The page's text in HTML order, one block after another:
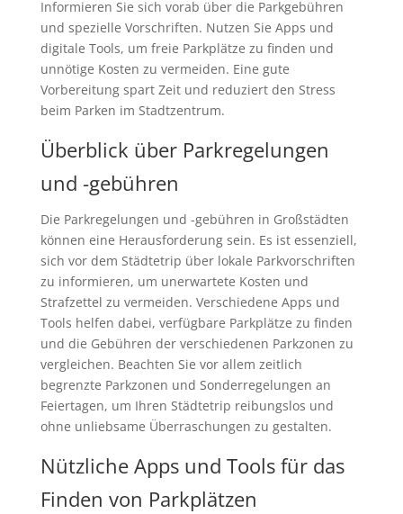
Informieren Sie sich vorab über die Parkgebühren
und spezielle Vorschriften. Nutzen Sie Apps und
digitale Tools, um freie Parkplätze zu finden und
unnötige Kosten zu vermeiden. Eine gute
Vorbereitung spart Zeit und reduziert den Stress
beim Parken im Stadtzentrum.
Überblick über Parkregelungen
und -gebühren
Die Parkregelungen und -gebühren in Großstädten
können eine Herausforderung sein. Es ist essenziell,
sich vor dem Städtetrip über lokale Parkvorschriften
zu informieren, um unerwartete Kosten und
Strafzettel zu vermeiden. Verschiedene Apps und
Tools helfen dabei, verfügbare Parkplätze zu finden
und die Gebühren der verschiedenen Parkzonen zu
vergleichen. Beachten Sie vor allem zeitlich
begrenzte Parkzonen und Sonderregelungen an
Feiertagen, um Ihren Städtetrip reibungslos und
ohne unliebsame Überraschungen zu gestalten.
Nützliche Apps und Tools für das
Finden von Parkplätzen